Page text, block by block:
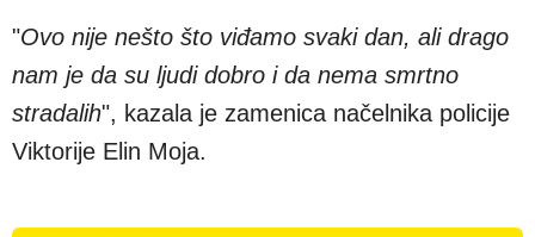
"Ovo nije nešto što viđamo svaki dan, ali drago
nam je da su ljudi dobro i da nema smrtno
stradalih", kazala je zamenica načelnika policije
Viktorije Elin Moja.